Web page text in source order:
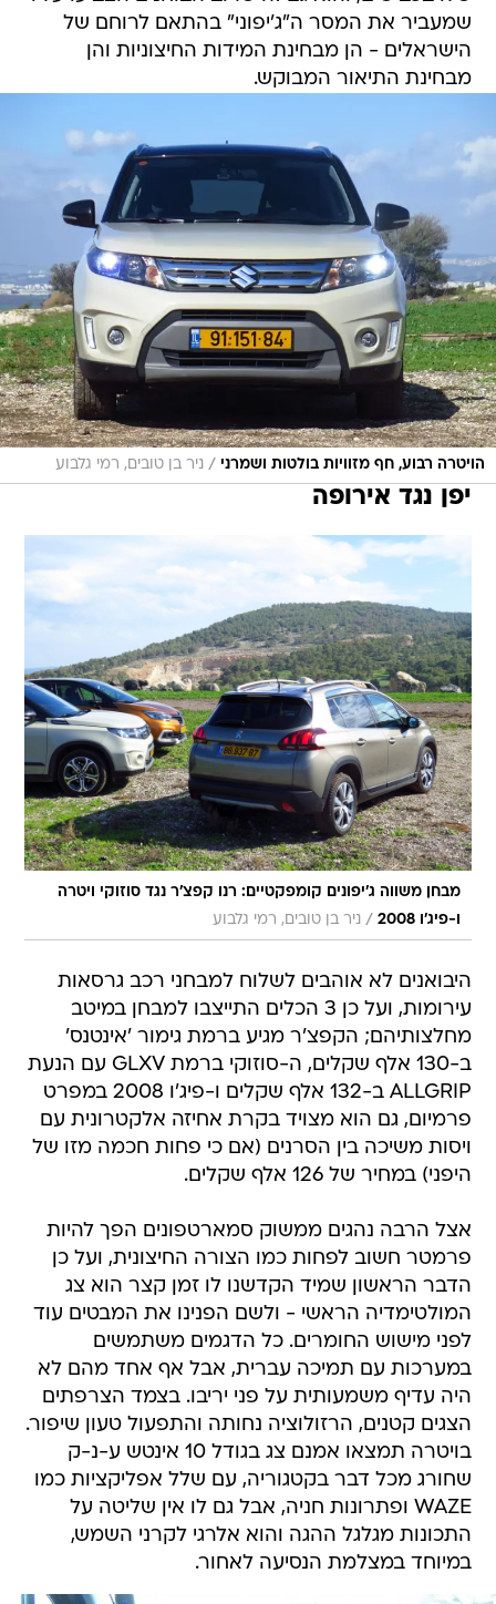
שמעביר את המסר ה"ג'יפוני" בהתאם לרוחם של
הישראלים - הן מבחינת המידות החיצוניות והן
מבחינת התיאור המבוקש.
הויטרה רבוע, חף מזוויות בולטות ושמרני / ניר בן טובים, רמי גלבוע
יפן נגד אירופה
מבחן משווה ג'יפונים קומפקטיים: רנו קפצ'ר נגד סוזוקי ויטרה
ו-פיג'ו 2008
/ ניר בן טובים, רמי גלבוע
היבואנים לא אוהבים לשלוח למבחני רכב גרסאות
עירומות, ועל כן 3 הכלים התייצבו למבחן במיטב
מחלצותיהם; הקפצ'ר מגיע ברמת גימור 'אינטנס'
ב-130 אלף שקלים, ה-סוזוקי ברמת GLXV עם הנעת
ALLGRIP ב-132 אלף שקלים ו-פיג'ו 2008 במפרט
פרמיום, גם הוא מצויד בקרת אחיזה אלקטרונית עם
ויסות משיכה בין הסרנים (אם כי פחות חכמה מזו של
היפני) במחיר של 126 אלף שקלים.
אצל הרבה נהגים ממשוק סמארטפונים הפך להיות
פרמטר חשוב לפחות כמו הצורה החיצונית, ועל כן
הדבר הראשון שמיד הקדשנו לו זמן קצר הוא צג
המולטימדיה הראשי - ולשם הפנינו את המבטים עוד
לפני מישוש החומרים. כל הדגמים משתמשים
במערכות עם תמיכה עברית, אבל אף אחד מהם לא
היה עדיף משמעותית על פני יריבו. בצמד הצרפתים
הצגים קטנים, הרזולוציה נחותה והתפעול טעון שיפור.
בויטרה תמצאו אמנם צג בגודל 10 אינטש ע-נ-ק
שחורג מכל דבר בקטגוריה, עם שלל אפליקציות כמו
WAZE ופתרונות חניה, אבל גם לו אין שליטה על
התכונות מגלגל ההגה והוא אלרגי לקרני השמש,
במיוחד במצלמת הנסיעה לאחור.